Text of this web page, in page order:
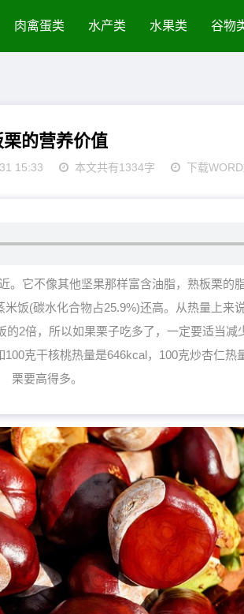
肉禽蛋类 水产类 水果类 谷物
的营养价值
15:33 本文共有1334字 下载
它不像其他坚果那样富含油脂，熟板栗的
饭(碳水化合物占25.9%)还高。从热量上来
2倍，所以如果栗子吃多了，一定要适当减
克干核桃热量是646kcal，100克炒杏仁热
栗要高得多。